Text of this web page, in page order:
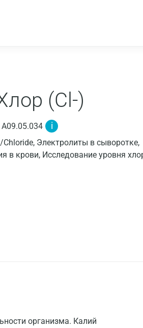
(Сl-)
i
Электролиты в сыворотке,
в крови, Исследование уровня
организма. Калий